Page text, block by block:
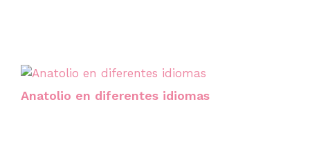
Anatolio en diferentes idiomas